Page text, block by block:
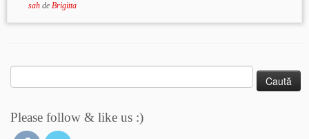
sah de Brigitta
după:
Please follow & like us :)